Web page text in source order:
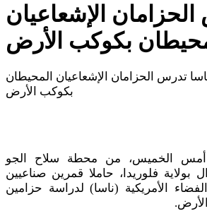
الحزامان الإشعاعيان
بكوكب الأرض
تدرس الحزامان الإشعاعيان المحيطان
بكوكب الأرض
أطلق صاروخ أطلس-5 أمس الخميس، من محطة سلاح الجو
بولاية فلوريدا، حاملا قمرين صناعيين
الأمريكية (ناسا) لدراسة حزامين